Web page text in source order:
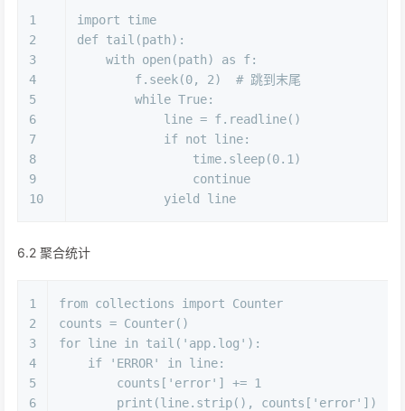
1
2
3
4
5
6
7
8
9
10
import time
def tail (path):
with
open (path) as f:
        f.seek(
0, 2) # 跳到末尾
while True:
            line = f.readline()
if not line:
                time.sleep(
0.1 )
continue
yield
line
6.2 聚合统计
1
2
3
4
5
6
from collections import Counter
counts = Counter()
for line in tail( 'app.log' ):
if
'ERROR' in line:
        counts[
'error' ] += 1
print (line.strip(), counts[ 'error' ])